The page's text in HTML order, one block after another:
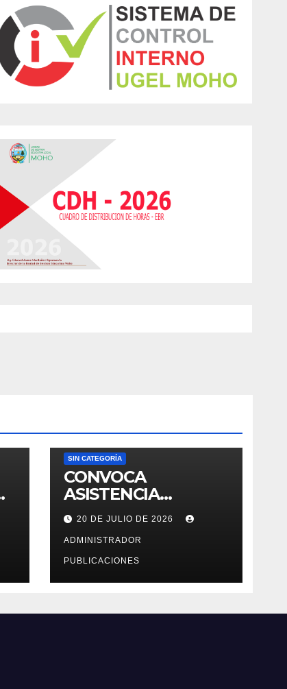
SIN CATEGORÍA
CONVOCA
ASISTENCIA
TECNICA VIRTUAL
DE «EJERCICIOS
DEL CENSO
EDUCATIVO – 2026»
20 DE JULIO DE 2026
ADMINISTRADOR
PUBLICACIONES